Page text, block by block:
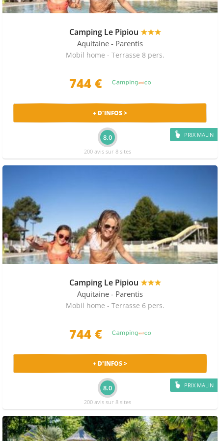
A côté de La teste de buch voici les principales
curiosités : Chapelle des Marins. Pour les courses vous
pouvez vous rendre à l'Intermarché, au Lidl ou à
l'Aiguillon ou au Crescendo.
PRIX MOYENS ET PROMOS CAMPINGS À LA
Le camping au prix le plus bas sur La teste de buch en
moyenne s'élève à 465€/semaine à la
date du 29
les sites suivants : Camping-and-co et les plus grands
spécialistes des vacances en camping.
Camping Le Pipiou ★★★
Aquitaine - Parentis
Mobil home - Terrasse 8 pers.
744 €
PRIX MALIN
+ D'INFOS >
8.0
200 avis sur 8 sites
Camping Le Pipiou ★★★
Aquitaine - Parentis
Mobil home - Terrasse 6 pers.
744 €
PRIX MALIN
+ D'INFOS >
8.0
200 avis sur 8 sites